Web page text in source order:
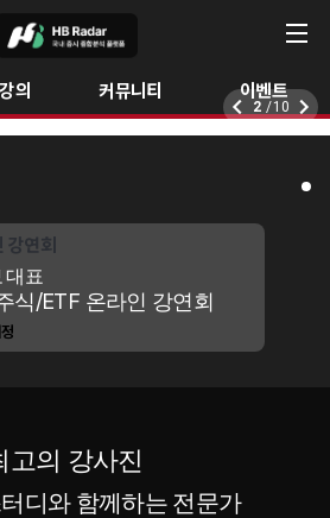
의 커뮤니티 이벤트
2 / 10
대표
식/ETF 온라인 강연회
고의 강사진
디와 함께하는 전문가